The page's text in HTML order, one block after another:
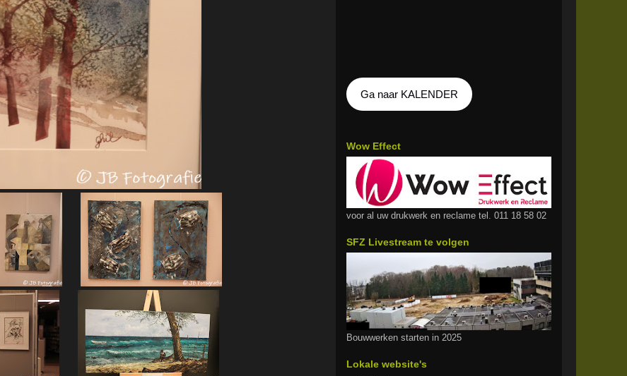
Ga naar KALENDER
Wow Effect
voor al uw drukwerk en reclame tel. 011 18 58 02
SFZ Livestream te volgen
Bouwwerken starten in 2025
Lokale website's